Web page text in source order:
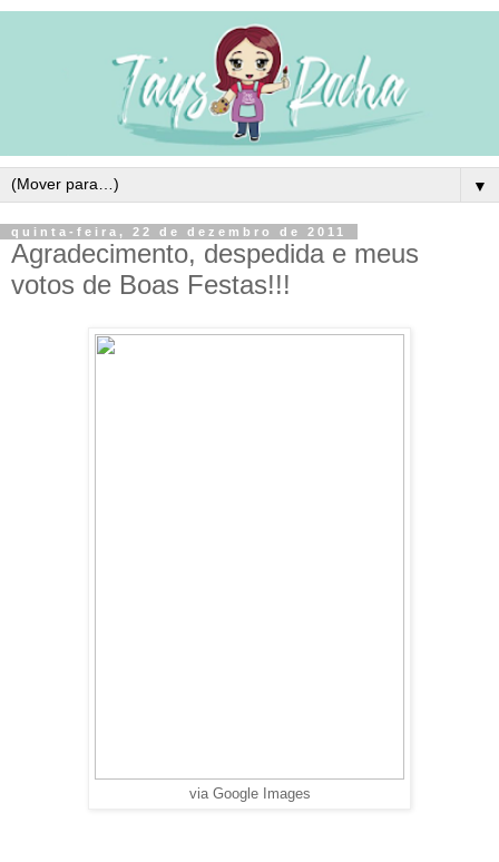
▼
quinta-feira, 22 de dezembro de 2011
Agradecimento, despedida e meus
votos de Boas Festas!!!
via Google Images